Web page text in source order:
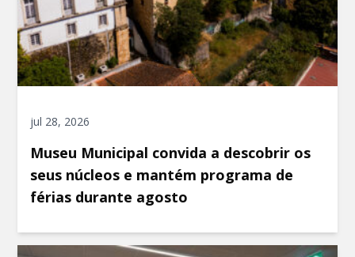
jul 28, 2026
Museu Municipal convida a descobrir os
seus núcleos e mantém programa de
férias durante agosto